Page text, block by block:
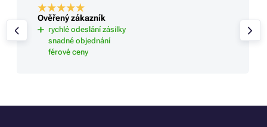
Ověřený zákazník
rychlé odeslání zásilky
snadné objednání
férové ceny